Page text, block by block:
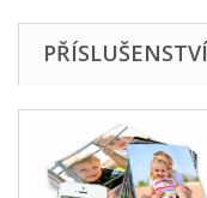
PŘÍSLUŠENSTVÍ